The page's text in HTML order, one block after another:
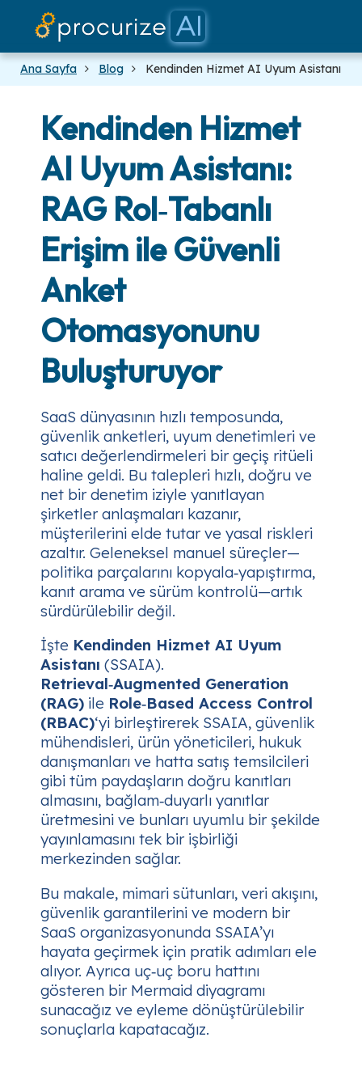
Ana Sayfa Blog Kendinden Hizmet AI Uyum Asistanı
Kendinden Hizmet
AI Uyum Asistanı:
RAG Rol‑Tabanlı
Erişim ile Güvenli
Anket
Otomasyonunu
Buluşturuyor
SaaS dünyasının hızlı temposunda,
güvenlik anketleri, uyum denetimleri ve
satıcı değerlendirmeleri bir geçiş ritüeli
haline geldi. Bu talepleri hızlı, doğru ve
net bir denetim iziyle yanıtlayan
şirketler anlaşmaları kazanır,
müşterilerini elde tutar ve yasal riskleri
azaltır. Geleneksel manuel süreçler—
politika parçalarını kopyala‑yapıştırma,
kanıt arama ve sürüm kontrolü—artık
sürdürülebilir değil.
İşte Kendinden Hizmet AI Uyum
Asistanı (SSAIA).
Retrieval‑Augmented Generation
(RAG) ile Role‑Based Access Control
(RBAC)‘yi birleştirerek SSAIA, güvenlik
mühendisleri, ürün yöneticileri, hukuk
danışmanları ve hatta satış temsilcileri
gibi tüm paydaşların doğru kanıtları
almasını, bağlam‑duyarlı yanıtlar
üretmesini ve bunları uyumlu bir şekilde
yayınlamasını tek bir işbirliği
merkezinden sağlar.
Bu makale, mimari sütunları, veri akışını,
güvenlik garantilerini ve modern bir
SaaS organizasyonunda SSAIA’yı
hayata geçirmek için pratik adımları ele
alıyor. Ayrıca uç‑uç boru hattını
gösteren bir Mermaid diyagramı
sunacağız ve eyleme dönüştürülebilir
sonuçlarla kapatacağız.